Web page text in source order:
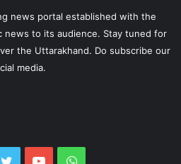
news portal established with the
news to its audience. Stay tuned for
the Uttarakhand. Do subscribe our
media.
Twitter YouTubeWhatsApp